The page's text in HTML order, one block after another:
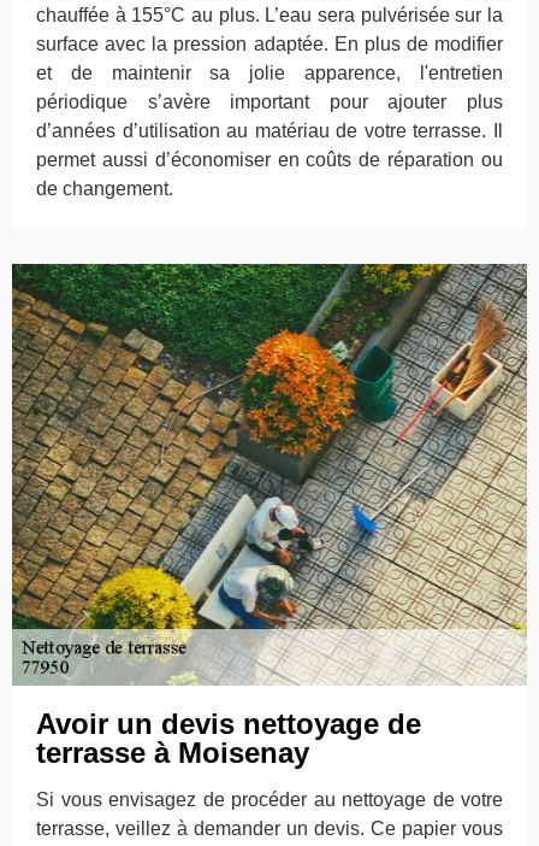
chauffée à 155°C au plus. L’eau sera pulvérisée sur la
surface avec la pression adaptée. En plus de modifier
et de maintenir sa jolie apparence, l'entretien
périodique s’avère important pour ajouter plus
d’années d’utilisation au matériau de votre terrasse. Il
permet aussi d’économiser en coûts de réparation ou
de changement.
Avoir un devis nettoyage de
terrasse à Moisenay
Si vous envisagez de procéder au nettoyage de votre
terrasse, veillez à demander un devis. Ce papier vous